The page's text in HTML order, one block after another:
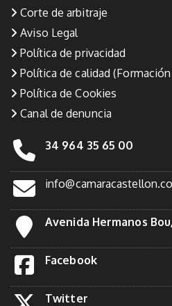
Corte de arbitraje
Aviso Legal
Política de privacidad
Política de calidad
Política de Cookies
Canal de denuncia
34 964 35 65 00
Avenida Hermanos
Facebook
Twitter